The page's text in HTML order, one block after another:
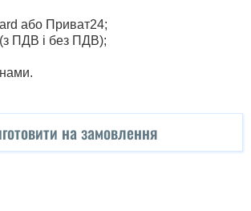
або Приват24;
(з ПДВ і без ПДВ);
на замовлення